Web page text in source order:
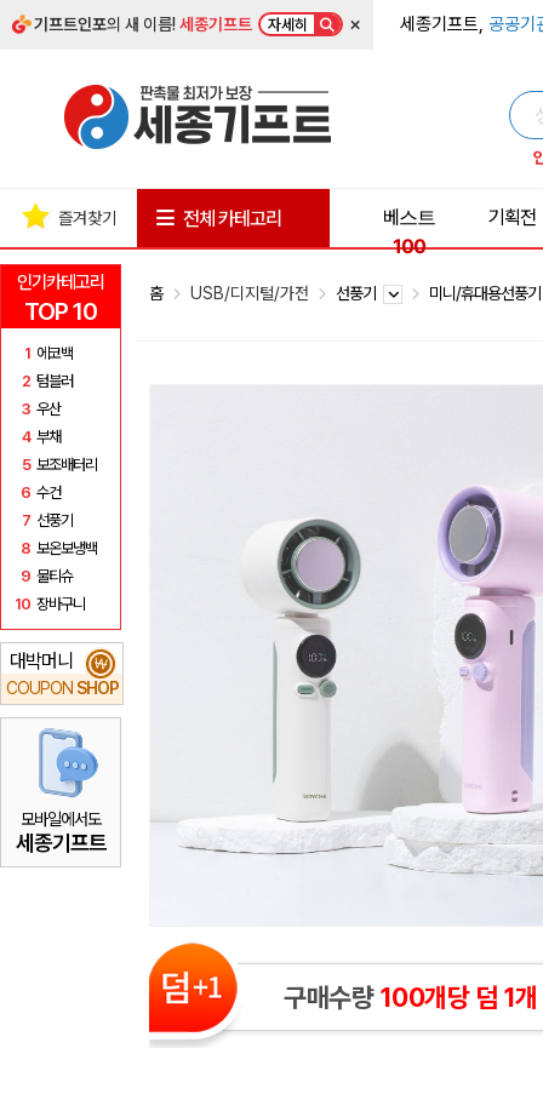
기프트인포의 새 이름!세종기프트 자세히 × 세종기프트, 공공기
인기카테고리
TOP 10
1 에코백
2 텀블러
3 우산
4 부채
5 보조배터리
6 수건
7 선풍기
8 보온보냉백
9 물티슈
10 장바구니
대박머니
COUPON SHOP
₩
모바일에서도
세종기프트
즐겨찾기 전체 카테고리
베스트
100
기획전
홈 USB/디지털/가전 선풍기 미니/휴대용선풍
구매수량100개당 덤 1개